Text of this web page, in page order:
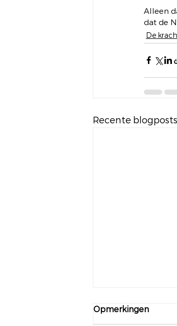
Alleen
dat de
De
Recente blogposts
Opmerkingen